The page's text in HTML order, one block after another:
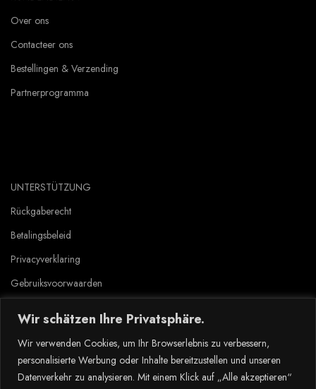
Wir schätzen Ihre Privatsphäre.
Wir verwenden Cookies, um Ihr Browserlebnis zu verbessern,
personalisierte Werbung oder Inhalte bereitzustellen und unseren
Datenverkehr zu analysieren. Mit einem Klick auf „Alle akzeptieren“
Over ons
Contacteer ons
Bestellingen & Verzending
Partnerprogramma
UNTERSTÜTZUNG
Rückgaberecht
Betalingsbeleid
Privacyverklaring
Gebruiksvoorwaarden
Copyright © 2023 Tlyard de. all rights reserved.